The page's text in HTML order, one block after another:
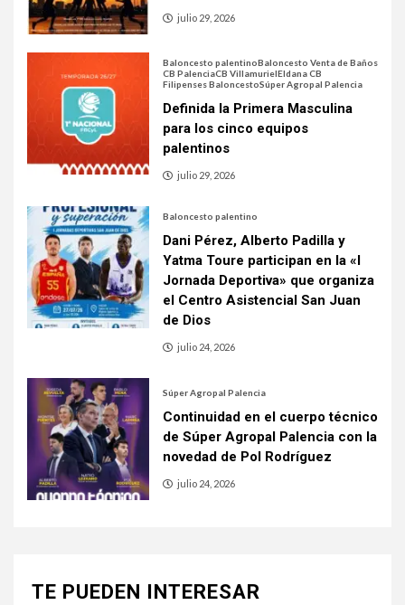
julio 29, 2026
Baloncesto palentinoBaloncesto Venta de Baños
CB PalenciaCB VillamurielEldana CB
Filipenses BaloncestoSúper Agropal Palencia
Definida la Primera Masculina
para los cinco equipos
palentinos
julio 29, 2026
Baloncesto palentino
Dani Pérez, Alberto Padilla y
Yatma Toure participan en la «I
Jornada Deportiva» que organiza
el Centro Asistencial San Juan
de Dios
julio 24, 2026
Súper Agropal Palencia
Continuidad en el cuerpo técnico
de Súper Agropal Palencia con la
novedad de Pol Rodríguez
julio 24, 2026
TE PUEDEN INTERESAR